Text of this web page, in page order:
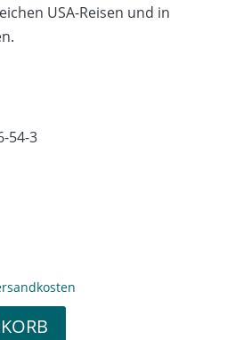
USA-Reisen und in
54-3